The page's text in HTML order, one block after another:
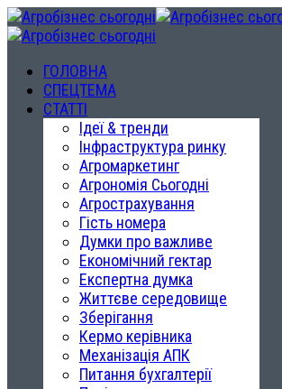
ГОЛОВНА
СПЕЦТЕМА
СТАТТІ
Ідеї & тренди
Інфраструктура ринку
Агромаркетинг
Агрономія Сьогодні
Агрострахування
Гість номера
Думки про важливе
Економічний гектар
Експертна думка
Життєве середовище
Зберігання
Кермо керівника
Механізація АПК
Питання бухгалтерії